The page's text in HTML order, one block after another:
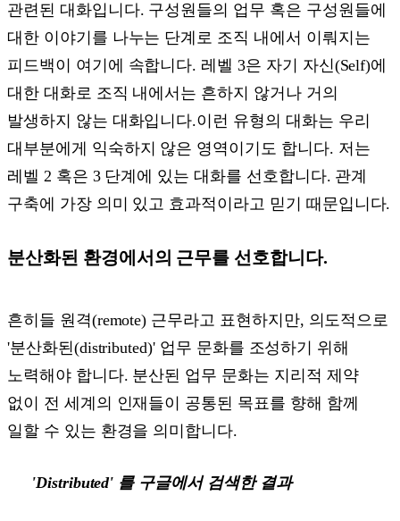
관련된 대화입니다. 구성원들의 업무 혹은 구성원들에
대한 이야기를 나누는 단계로 조직 내에서 이뤄지는
피드백이 여기에 속합니다. 레벨 3은 자기 자신(Self)에
대한 대화로 조직 내에서는 흔하지 않거나 거의
발생하지 않는 대화입니다.이런 유형의 대화는 우리
대부분에게 익숙하지 않은 영역이기도 합니다. 저는
레벨 2 혹은 3 단계에 있는 대화를 선호합니다. 관계
구축에 가장 의미 있고 효과적이라고 믿기 때문입니다.
분산화된 환경에서의 근무를 선호합니다.
흔히들 원격(remote) 근무라고 표현하지만, 의도적으로
'분산화된(distributed)' 업무 문화를 조성하기 위해
노력해야 합니다. 분산된 업무 문화는 지리적 제약
없이 전 세계의 인재들이 공통된 목표를 향해 함께
일할 수 있는 환경을 의미합니다.
'Distributed' 를 구글에서 검색한 결과